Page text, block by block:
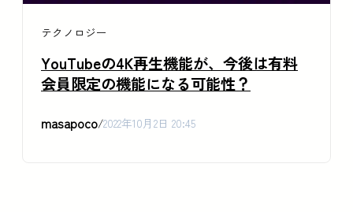
テクノロジー
YouTubeの4K再生機能が、今後は有料
会員限定の機能になる可能性？
masapoco/2022年10月2日 20:45